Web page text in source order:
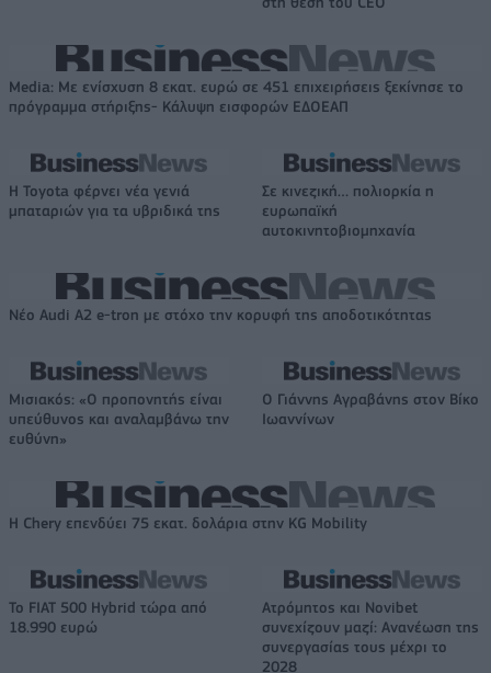
Media: Με ενίσχυση 8 εκατ. ευρώ σε 451 επιχειρήσεις ξεκίνησε το
πρόγραμμα στήριξης- Κάλυψη εισφορών ΕΔΟΕΑΠ
Η Toyota φέρνει νέα γενιά
μπαταριών για τα υβριδικά της
Σε κινεζική… πολιορκία η
ευρωπαϊκή
αυτοκινητοβιομηχανία
Νέο Audi A2 e-tron με στόχο την κορυφή της αποδοτικότητας
Μισιακός: «Ο προπονητής είναι
υπεύθυνος και αναλαμβάνω την
ευθύνη»
Ο Γιάννης Αγραβάνης στον Βίκο
Ιωαννίνων
Η Chery επενδύει 75 εκατ. δολάρια στην KG Mobility
Το FIAT 500 Hybrid τώρα από
18.990 ευρώ
Ατρόμητος και Novibet
συνεχίζουν μαζί: Ανανέωση της
συνεργασίας τους μέχρι το
2028